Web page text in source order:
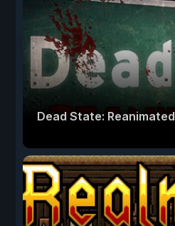
Dead State: Reanimated